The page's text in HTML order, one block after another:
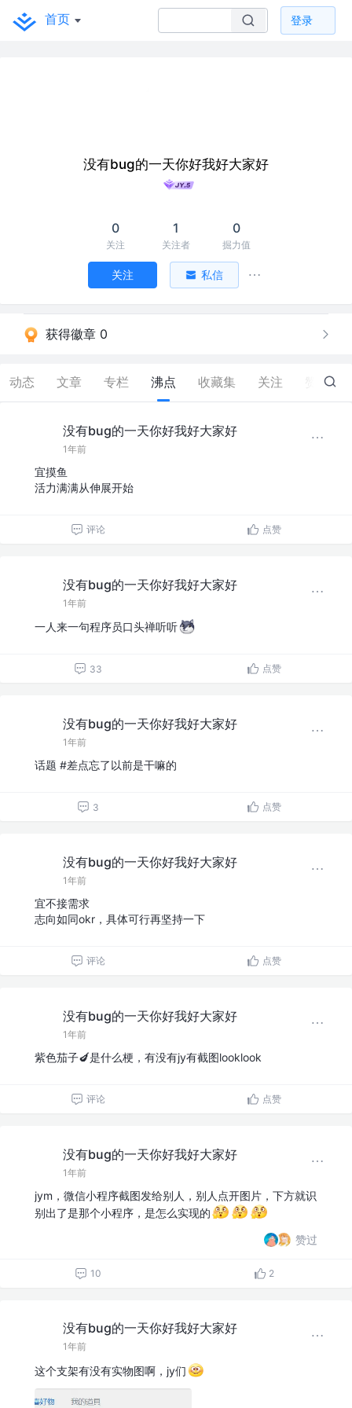
首页 登录
没有bug的一天你好我好大家好
0
关注
1
关注者
0
掘力值
关注 私信
获得徽章 0
动态 文章 专栏 沸点 收藏集 关注 38
没有bug的一天你好我好大家好
1年前
宜摸鱼
活力满满从伸展开始
评论 点赞
没有bug的一天你好我好大家好
1年前
一人来一句程序员口头禅听听
33 点赞
没有bug的一天你好我好大家好
1年前
话题 #差点忘了以前是干嘛的
3 点赞
没有bug的一天你好我好大家好
1年前
宜不接需求
志向如同okr，具体可行再坚持一下
评论 点赞
没有bug的一天你好我好大家好
1年前
紫色茄子🍆是什么梗，有没有jy有截图looklook
评论 点赞
没有bug的一天你好我好大家好
1年前
jym，微信小程序截图发给别人，别人点开图片，下方就识
别出了是那个小程序，是怎么实现的
赞过
10 2
没有bug的一天你好我好大家好
1年前
这个支架有没有实物图啊，jy们